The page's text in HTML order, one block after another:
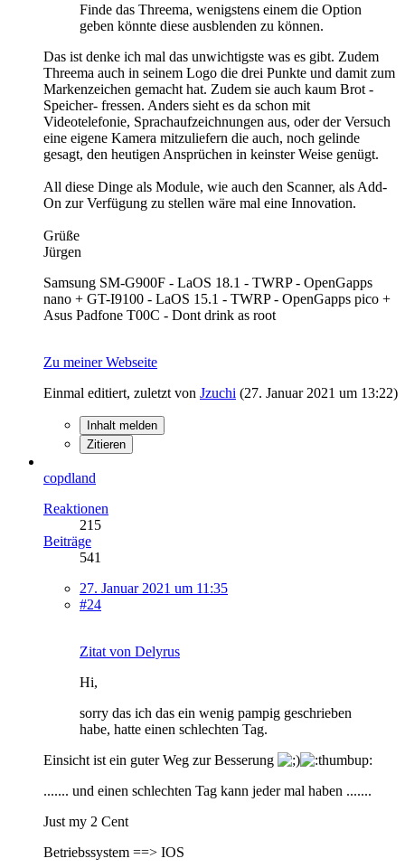
Finde das Threema, wenigstens einem die Option
geben könnte diese ausblenden zu können.
Das ist denke ich mal das unwichtigste was es gibt. Zudem
Threema auch in seinem Logo die drei Punkte und damit zum
Markenzeichen gemacht hat. Zudem sie auch kaum Brot -
Speicher- fressen. Anders sieht es da schon mit
Videotelefonie, Sprachaufzeichnungen aus, oder der Versuch
eine eigene Kamera mitzuliefern die auch, noch gelinde
gesagt, den heutigen Ansprüchen in keinster Weise genügt.
All diese Dinge als Module, wie auch den Scanner, als Add-
On zur Verfügung zu stellen wäre mal eine Innovation.
Grüße
Jürgen
Samsung SM-G900F - LaOS 18.1 - TWRP - OpenGapps
nano + GT-I9100 - LaOS 15.1 - TWRP - OpenGapps pico +
Asus Padfone T00C - Dont drink as root
Zu meiner Webseite
Einmal editiert, zuletzt von Jzuchi (27. Januar 2021 um 13:22)
Inhalt melden
Zitieren
copdland
Reaktionen
215
Beiträge
541
27. Januar 2021 um 11:35
#24
Zitat von Delyrus
Hi,
sorry das ich das ein wenig pampig geschrieben
habe, hatte einen schlechten Tag.
Einsicht ist ein guter Weg zur Besserung
....... und einen schlechten Tag kann jeder mal haben .......
Just my 2 Cent
Betriebssystem ==> IOS